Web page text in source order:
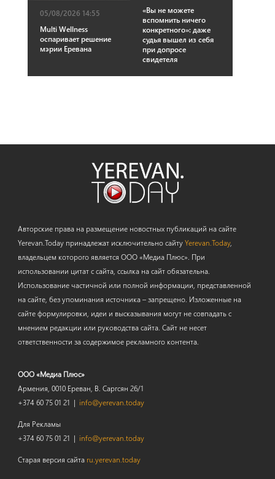
05/08/2026 14:55
Multi Wellness
оспаривает решение
мэрии Еревана
«Вы не можете
вспомнить ничего
конкретного»: даже
судья вышел из себя
при допросе
свидетеля
Авторские права на размещение новостных публикаций на сайте
Yerevan.Today принадлежат исключительно сайтуYerevan.Today,
владельцем которого является ООО «Медиа Плюс». При
использовании цитат с сайта, ссылка на сайт обязательна.
Использование частичной или полной информации, представленной
на сайте, без упоминания источника – запрещено. Изложенные на
сайте формулировки, идеи и высказывания могут не совпадать с
мнением редакции или руководства сайта. Сайт не несет
ответственности за содержимое рекламного контента.
ООО «Медиа Плюс»
Армения, 0010 Ереван, В. Саргсян 26/1
+374 60 75 01 21 | info@yerevan.today
Для Рекламы
+374 60 75 01 21 | info@yerevan.today
Старая версия сайта ru.yerevan.today